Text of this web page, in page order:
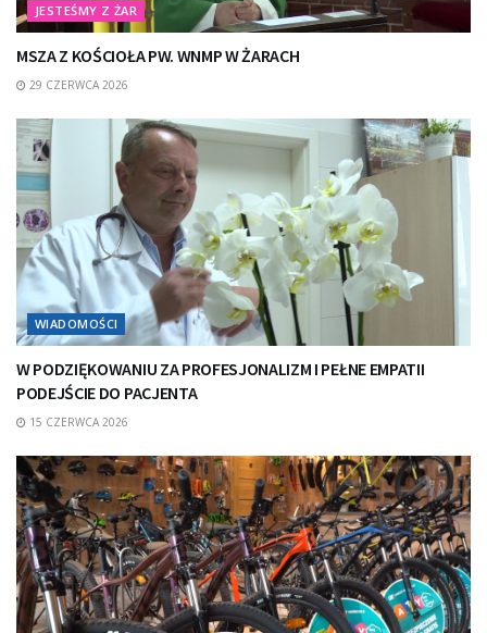
JESTEŚMY Z ŻAR
MSZA Z KOŚCIOŁA PW. WNMP W ŻARACH
29 CZERWCA 2026
WIADOMOŚCI
W PODZIĘKOWANIU ZA PROFESJONALIZM I PEŁNE EMPATII
PODEJŚCIE DO PACJENTA
15 CZERWCA 2026